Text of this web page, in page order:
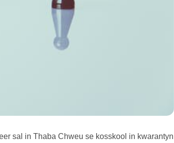
sal in Thaba Chweu se kosskool in kwarantyn